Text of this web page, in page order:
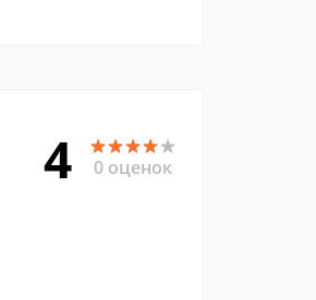
4 0 оценок